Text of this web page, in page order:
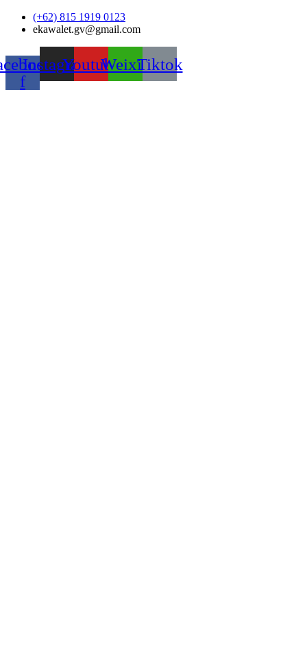
Skip
(+62) 815 1919 0123
ekawalet.gv@gmail.com
f
InstagramYoutubeWeixinTiktok